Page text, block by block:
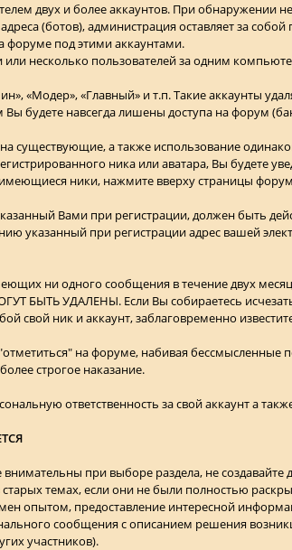
двух и более аккаунтов. При обнаружении
(ботов), администрация оставляет за
под этими аккаунтами.
или несколько пользователей за одним
«Модер», «Главный» и т.п. Такие аккаунты
будете навсегда лишены доступа на форум
существующие, а также использование
ника или аватара, Вы будете
ники, нажмите вверху страницы
Вами при регистрации, должен быть
указанный при регистрации адрес вашей
ни одного сообщения в течение двух
БЫТЬ УДАЛЕНЫ. Если Вы собираетесь
свой ник и аккаунт, заблаговременно
на форуме, набивая бессмысленные
строгое наказание.
ответственность за свой аккаунт а
при выборе раздела, не создавайте
темах, если они не были полностью
опытом, предоставление интересной
сообщения с описанием решения
участников).